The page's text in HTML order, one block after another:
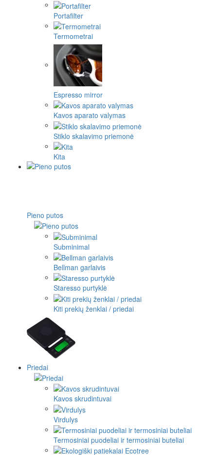
Portafilter
Termometrai
Espresso mirror
Kavos aparato valymas
Stiklo skalavimo priemonė
Kita
Pieno putos
Subminimal
Bellman garlaivis
Staresso purtyklė
Kiti prekių ženklai / priedai
Priedai
Kavos skrudintuvai
Virdulys
Termosiniai puodeliai ir termosiniai buteliai